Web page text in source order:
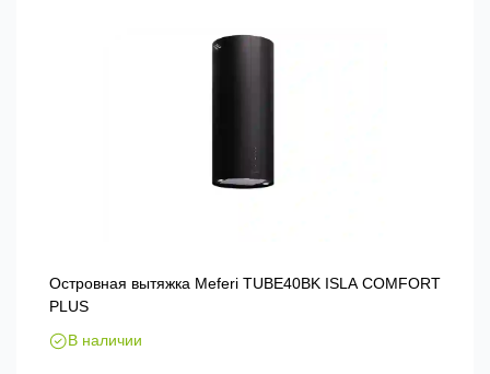
Островная вытяжка Meferi TUBE40BK ISLA COMFORT
PLUS
В наличии